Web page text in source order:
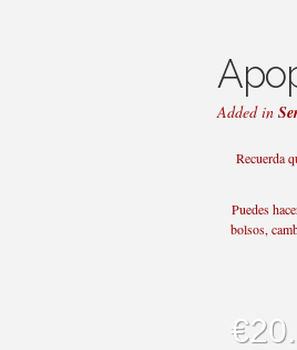
Added in
Recuerda
Puedes
bolsos,